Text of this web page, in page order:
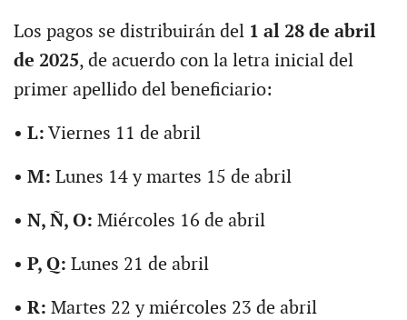
Los pagos se distribuirán del1 al 28 de abril
de 2025, de acuerdo con la letra inicial del
primer apellido del beneficiario:
• L: Viernes 11 de abril
• M: Lunes 14 y martes 15 de abril
• N, Ñ, O: Miércoles 16 de abril
• P, Q: Lunes 21 de abril
• R: Martes 22 y miércoles 23 de abril